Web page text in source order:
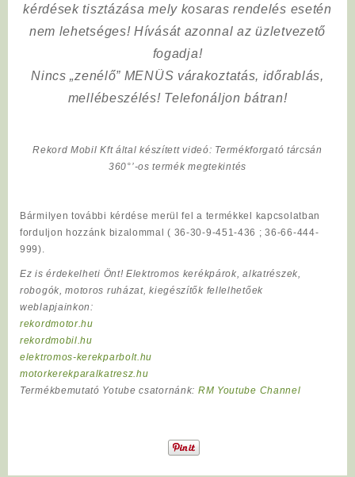
kérdések tisztázása mely kosaras rendelés esetén
nem lehetséges! Hívását azonnal az üzletvezető
fogadja!
Nincs „zenélő” MENÜS várakoztatás, időrablás,
mellébeszélés! Telefonáljon bátran!
Rekord Mobil Kft által készített videó: Termékforgató tárcsán
360°’-os termék megtekintés
Bármilyen további kérdése merül fel a termékkel kapcsolatban
forduljon hozzánk bizalommal ( 36-30-9-451-436 ; 36-66-444-
999).
Ez is érdekelheti Önt! Elektromos kerékpárok, alkatrészek,
robogók, motoros ruházat, kiegészítők fellelhetőek
weblapjainkon:
rekordmotor.hu
rekordmobil.hu
elektromos-kerekparbolt.hu
motorkerekparalkatresz.hu
Termékbemutató Yotube csatornánk: RM Youtube Channel